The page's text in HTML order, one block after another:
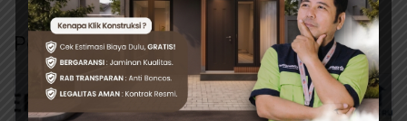
Pos Terkait